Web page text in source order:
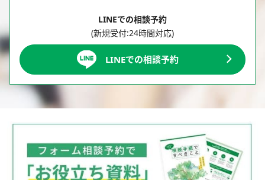
LINEでの相談予約
(新規受付:24時間対応)
LINEでの相談予約